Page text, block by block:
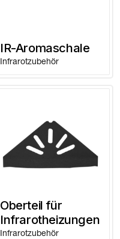
IR-Aromaschale
Infrarotzubehör
Oberteil für
Infrarotheizungen
Infrarotzubehör